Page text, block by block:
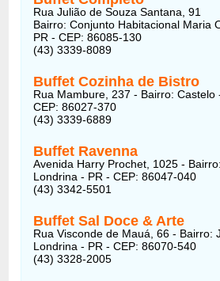
Rua Julião de Souza Santana, 91
Bairro: Conjunto Habitacional Maria
PR - CEP: 86085-130
(43) 3339-8089
Buffet Cozinha de Bistro
Rua Mambure, 237 - Bairro: Castelo
CEP: 86027-370
(43) 3339-6889
Buffet Ravenna
Avenida Harry Prochet, 1025 -
Londrina - PR - CEP: 86047-040
(43) 3342-5501
Buffet Sal Doce & Arte
Rua Visconde de Mauá, 66 - Bairro:
Londrina - PR - CEP: 86070-540
(43) 3328-2005